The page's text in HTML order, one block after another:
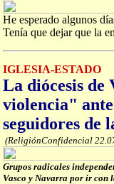
He esperado algunos
Tenía que dejar que la
IGLESIA-ESTADO
La diócesis
violencia"
seguidores de
(ReligiónConfidencial
Grupos radicales
Vasco y Navarra por ir con